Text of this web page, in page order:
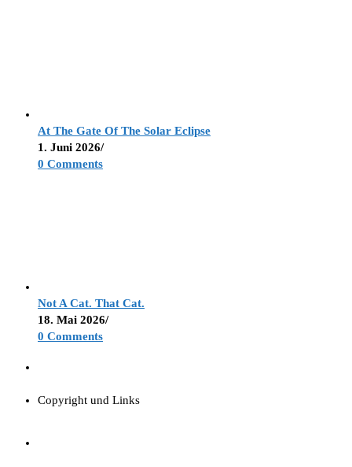
At The Gate Of The Solar Eclipse
1. Juni 2026/
0 Comments
Not A Cat. That Cat.
18. Mai 2026/
0 Comments
Copyright und Links